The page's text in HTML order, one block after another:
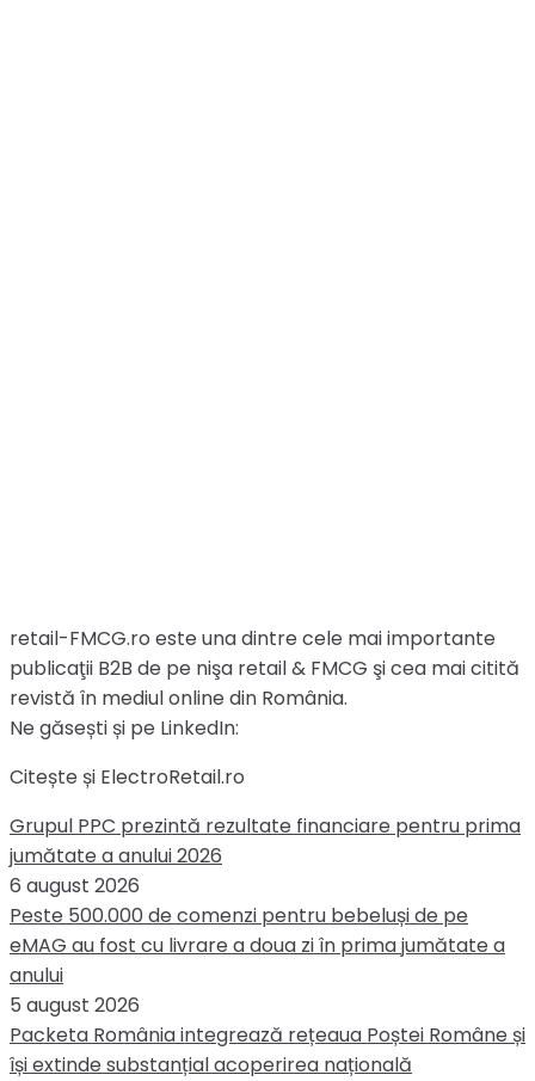
retail-FMCG.ro este una dintre cele mai importante
publicaţii B2B de pe nişa retail & FMCG şi cea mai citită
revistă în mediul online din România.
Ne găsești și pe LinkedIn:
Citește și ElectroRetail.ro
Grupul PPC prezintă rezultate financiare pentru prima
jumătate a anului 2026
6 august 2026
Peste 500.000 de comenzi pentru bebeluși de pe
eMAG au fost cu livrare a doua zi în prima jumătate a
anului
5 august 2026
Packeta România integrează rețeaua Poștei Române și
își extinde substanțial acoperirea națională